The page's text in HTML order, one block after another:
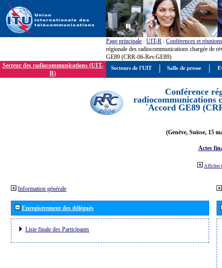
Page principale : UIT-R : Conférences et réunions
régionale des radiocommunications chargée de
GE89 (CRR-06-Rev.GE89)
Secteur des radiocommunications (UIT-
R)
Conférence
radiocommunications
´Accord GE89
(Genève, Suisse, 15
Actes
Afficher
Information générale
Enregistrement des délégués
Liste finale des Participants
Secteurs de l'UIT Salle de presse